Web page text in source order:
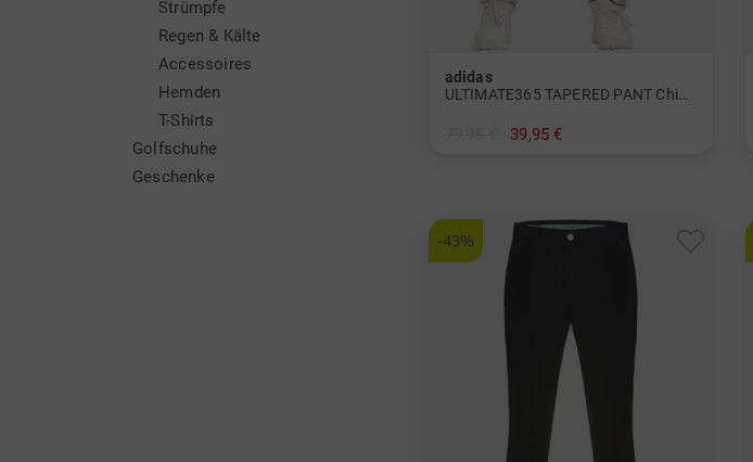
Strümpfe
Regen & Kälte
Accessoires
Hemden
T-Shirts
Golfschuhe
Geschenke
adidas
39,95 €
-43%